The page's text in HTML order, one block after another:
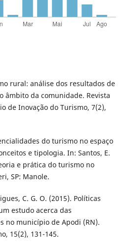
rural: análise dos resultados de
âmbito da comunidade. Revista
de Inovação do Turismo, 7(2),
do turismo no espaço
e tipologia. In: Santos, E.
e prática do turismo no
SP: Manole.
C. G. O. (2015). Políticas
estudo acerca das
no município de Apodi (RN).
15(2), 131-145.